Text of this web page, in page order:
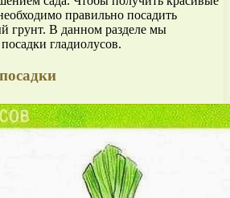
правильно посадить
грунт. В данном разделе мы
гладиолусов.